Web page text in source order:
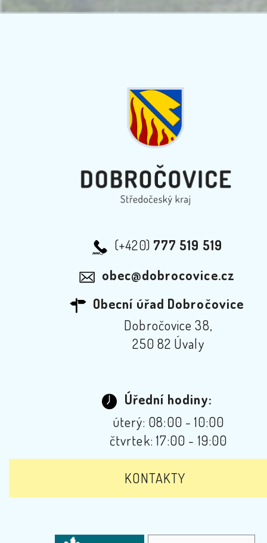
(+420) 777 519 519
obec@dobrocovice.cz
Obecní úřad Dobročovice
Dobročovice 38,
250 82 Úvaly
Úřední hodiny:
úterý: 08:00 - 10:00
čtvrtek: 17:00 - 19:00
KONTAKTY